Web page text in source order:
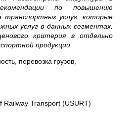
по повышению
транспортных услуг, которые
услуг в данных сегментах.
критерия в отдельно
продукции.
перевозка грузов,
Railway Transport (USURT)